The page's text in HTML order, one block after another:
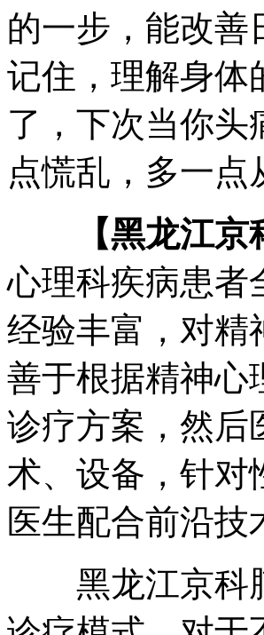
的一步，能改善
记住，理解身体
了，下次当你头
点慌乱，多一点
【黑龙江
心理科疾病患者
经验丰富，对精
善于根据精神心
诊疗方案，然后
术、设备，针对
医生配合前沿
黑龙江京科脑